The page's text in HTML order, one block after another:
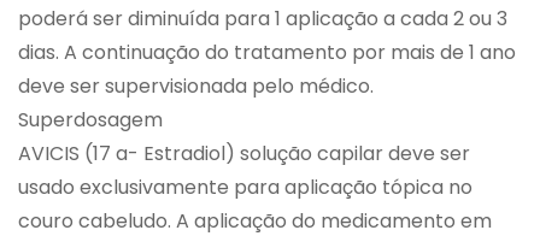
poderá ser diminuída para 1 aplicação a cada 2 ou 3
dias. A continuação do tratamento por mais de 1 ano
deve ser supervisionada pelo médico.
Superdosagem
AVICIS (17 a- Estradiol) solução capilar deve ser
usado exclusivamente para aplicação tópica no
couro cabeludo. A aplicação do medicamento em